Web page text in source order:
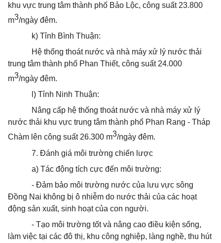
khu vực trung tâm thành phố Bảo Lộc, công suất 23.800
m3/ngày đêm.
k) Tỉnh Bình Thuận:
Hệ thống thoátnước và nhà máy xử lý nước thải
trung tâm thành phố Phan Thiết, công suất 24.000
m3/ngày đêm.
l) Tỉnh Ninh Thuận:
Nâng cấp hệ thống thoátnước và nhà máy xử lý
nước thải khu vực trung tâm thành phố Phan Rang - Tháp
Chàm lên công suất 26.300 m3/ngày đêm.
7. Đánh giá môi trường chiến lược
a) Tác động tích cực đến môi trường:
- Đảm bảo môi trường nước của lưu vực sông
Đồng Nai không bị ô nhiễm do nước thải của các hoạt
động sản xuất, sinh hoạt của con người.
- Tạo môi trường tốt và nâng cao điều kiện sống,
làm việc tại các đô thị, khu công nghiệp, làng nghề, thu hút